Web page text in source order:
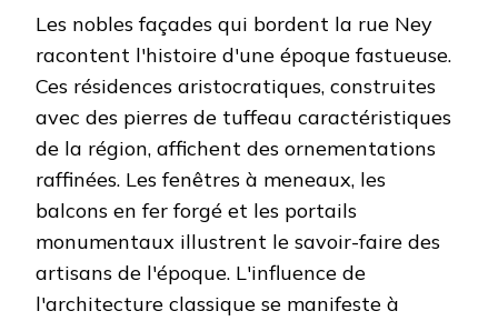
Les nobles façades qui bordent la rue Ney
racontent l'histoire d'une époque fastueuse.
Ces résidences aristocratiques, construites
avec des pierres de tuffeau caractéristiques
de la région, affichent des ornementations
raffinées. Les fenêtres à meneaux, les
balcons en fer forgé et les portails
monumentaux illustrent le savoir-faire des
artisans de l'époque. L'influence de
l'architecture classique se manifeste à